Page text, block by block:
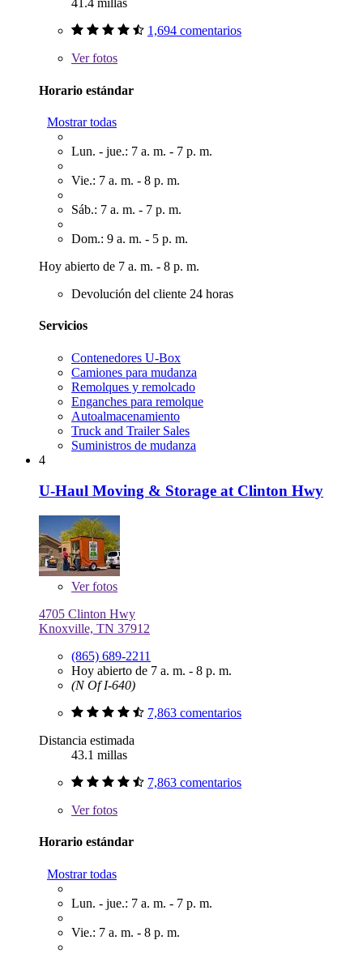
41.4 millas
1,694 comentarios
Verfotos
Horario estándar
Mostrar todas
Lun. - jue.: 7 a. m. - 7 p. m.
Vie.: 7 a. m. - 8 p. m.
Sáb.: 7 a. m. - 7 p. m.
Dom.: 9 a. m. - 5 p. m.
Hoy abierto de 7 a. m. - 8 p. m.
Devolución del cliente 24 horas
Servicios
Contenedores U-Box
Camiones para mudanza
Remolques y remolcado
Enganches para remolque
Autoalmacenamiento
Truck and Trailer Sales
Suministros de mudanza
4
U-Haul Moving & Storage at Clinton Hwy
Verfotos
4705 Clinton Hwy
Knoxville, TN 37912
(865) 689-2211
Hoy abierto de 7 a. m. - 8 p. m.
(N Of I-640)
7,863 comentarios
Distancia estimada
43.1 millas
7,863 comentarios
Verfotos
Horario estándar
Mostrar todas
Lun. - jue.: 7 a. m. - 7 p. m.
Vie.: 7 a. m. - 8 p. m.